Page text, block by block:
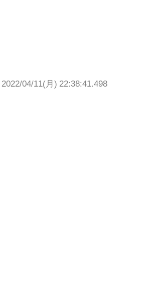
2022/04/11(月) 22:38:41.498